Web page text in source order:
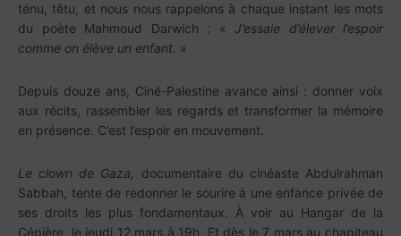
ténu, têtu, et nous nous rappelons à chaque instant les mots
du poète Mahmoud Darwich : « J’essaie d’élever l’espoir
comme on élève un enfant. »
Depuis douze ans, Ciné-Palestine avance ainsi : donner voix
aux récits, rassembler les regards et transformer la mémoire
en présence. C’est l’espoir en mouvement.
Le clown de Gaza,
documentaire du cinéaste Abdulrahman
Sabbah, tente de redonner le sourire à une enfance privée de
ses droits les plus fondamentaux. À voir au Hangar de la
Cépière, le jeudi 12 mars à 19h. Et dès le 7 mars au chapiteau